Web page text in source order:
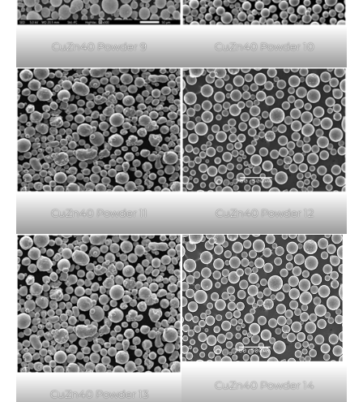
CuZn40 Powder 9 CuZn40 Powder 10
CuZn40 Powder 11 CuZn40 Powder 12
CuZn40 Powder 13
CuZn40 Powder 14